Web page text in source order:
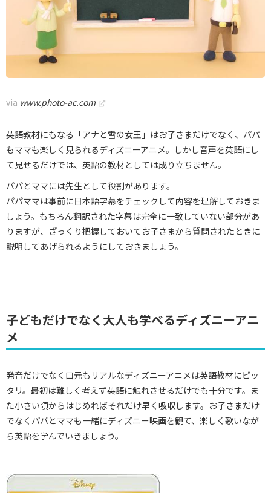
via www.photo-ac.com
英語教材にもなる「アナと雪の女王」はお子さまだけでなく、パパ
もママも楽しく見られるディズニーアニメ。しかし音声を英語にし
て見せるだけでは、英語の教材としては成り立ちません。
パパとママには先生として役割があります。
パパママは事前に日本語字幕をチェックして内容を理解しておきま
しょう。もちろん翻訳された字幕は完全に一致していない部分があ
りますが、ざっくり把握しておいてお子さまから質問されたときに
説明してあげられるようにしておきましょう。
子どもだけでなく大人も学べるディズニーアニ
メ
発音だけでなく口元もリアルなディズニーアニメは英語教材にピッ
タリ。最初は難しく考えず英語に触れさせるだけでも十分です。ま
た小さい頃からはじめればそれだけ早く吸収します。お子さまだけ
でなくパパとママも一緒にディズニー映画を観て、楽しく歌いなが
ら英語を学んでいきましょう。